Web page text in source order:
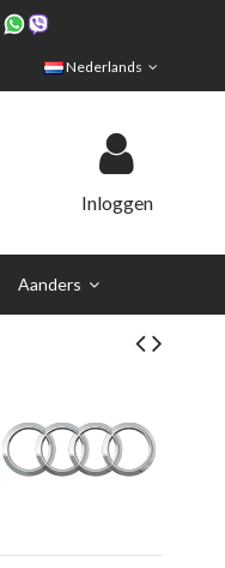
Nederlands
Inloggen
Aanders